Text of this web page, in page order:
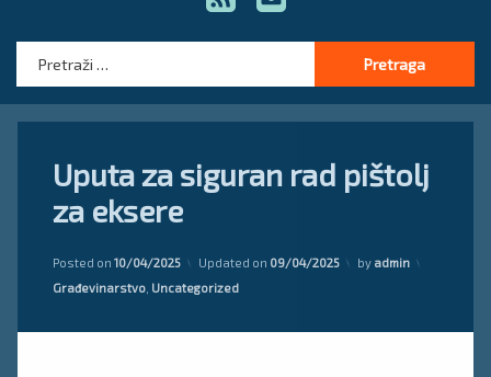
Stručna pomoć
Uputa za siguran rad pištolj
za eksere
Posted on 10/04/2025 Updated on 09/04/2025 by admin
Kategorije:
Građevinarstvo Uncategorized